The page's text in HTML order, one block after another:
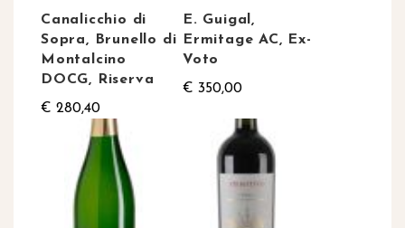
Canalicchio di
Sopra, Brunello di
Montalcino
DOCG, Riserva
€ 280,40
E. Guigal,
Ermitage AC, Ex-
Voto
€ 350,00